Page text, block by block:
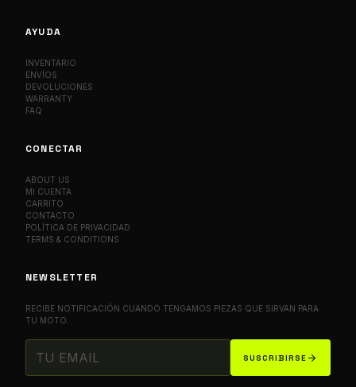
AYUDA
INVENTARIO
ENVÍOS
DEVOLUCIONES
WARRANTY
FAQ
CONECTAR
ABOUT US
MI CUENTA
CARRITO
CONTACTO
POLÍTICA DE PRIVACIDAD
TERMS & CONDITIONS
NEWSLETTER
RECIBE NOTIFICACIÓN CUANDO TENGAMOS PIEZAS QUE SIRVAN PARA
TU MOTO.
SUSCRIBIRSE arrow_forward